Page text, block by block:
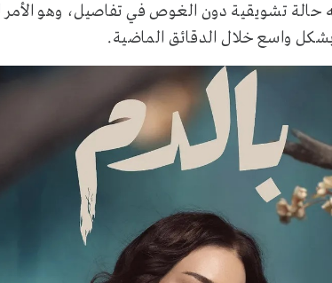
تشويقية دون الغوص في تفاصيل، وهو
بشكل واسع خلال الدقائق الماضية.